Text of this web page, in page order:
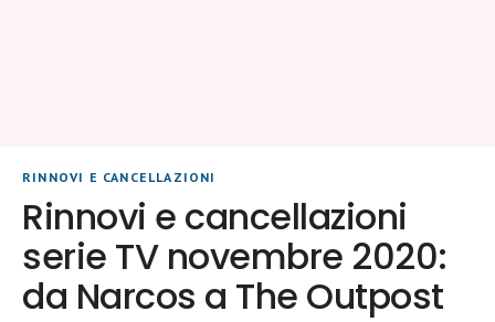
RINNOVI E CANCELLAZIONI
Rinnovi e cancellazioni
serie TV novembre 2020:
da Narcos a The Outpost